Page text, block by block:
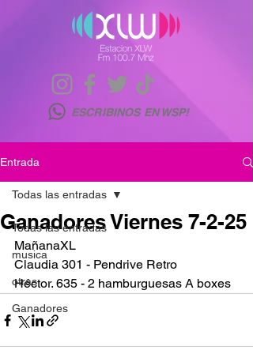
ESCRIBINOS EN WSP!
Entrada
Todas las entradas
musica
otras
Ganadores
Todas las entradas
Ganadores Viernes 7-2-25
MañanaXL
Claudia 301 - Pendrive Retro
Héctor. 635 - 2 hamburguesas A boxes